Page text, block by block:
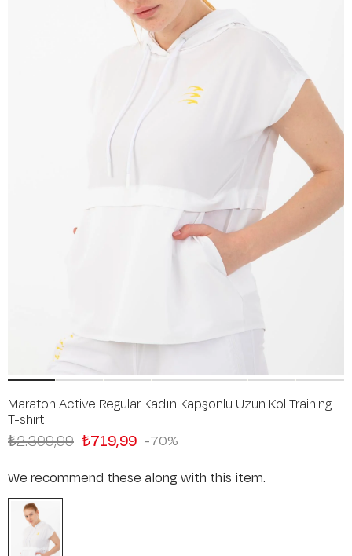
Maraton Active Regular Kadın Kapşonlu Uzun Kol Training
T-shirt
70
₺2.399,99 ₺719,99
We recommend these along with this item.